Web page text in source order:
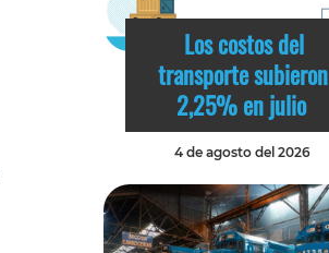
Los costos del
transporte subieron
2,25% en julio
4 de agosto del 2026